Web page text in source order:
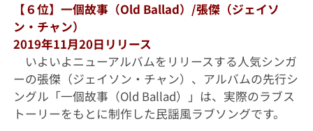
【６位】一個故事（Old Ballad）/張傑（ジェイソ
ン・チャン）
2019年11月20日リリース
いよいよニューアルバムをリリースする人気シンガ
ーの張傑（ジェイソン・チャン）、アルバムの先行シ
ングル「一個故事（Old Ballad）」は、実際のラブス
トーリーをもとに制作した民謡風ラブソングです。